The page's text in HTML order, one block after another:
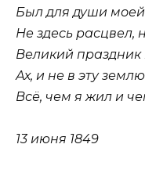
Был для души
Не здесь расцвел,
Великий праздник
Ах, и не в эту
Всё, чем я жил и
13 июня 1849